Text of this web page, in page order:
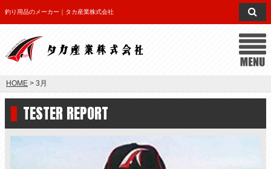
釣り用品のメーカー｜タカ産業株式会社
HOME > 3月
TESTER REPORT